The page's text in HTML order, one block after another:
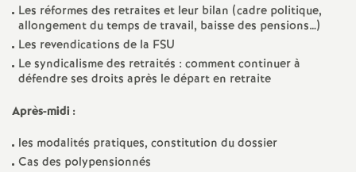
E
n
Les réformes des retraites et leur bilan (cadre politique,
allongement du temps de travail, baisse des pensions…)
Les revendications de la FSU
Le syndicalisme des retraités : comment continuer à
défendre ses droits après le départ en retraite
Après-midi :
les modalités pratiques, constitution du dossier
Cas des polypensionnés